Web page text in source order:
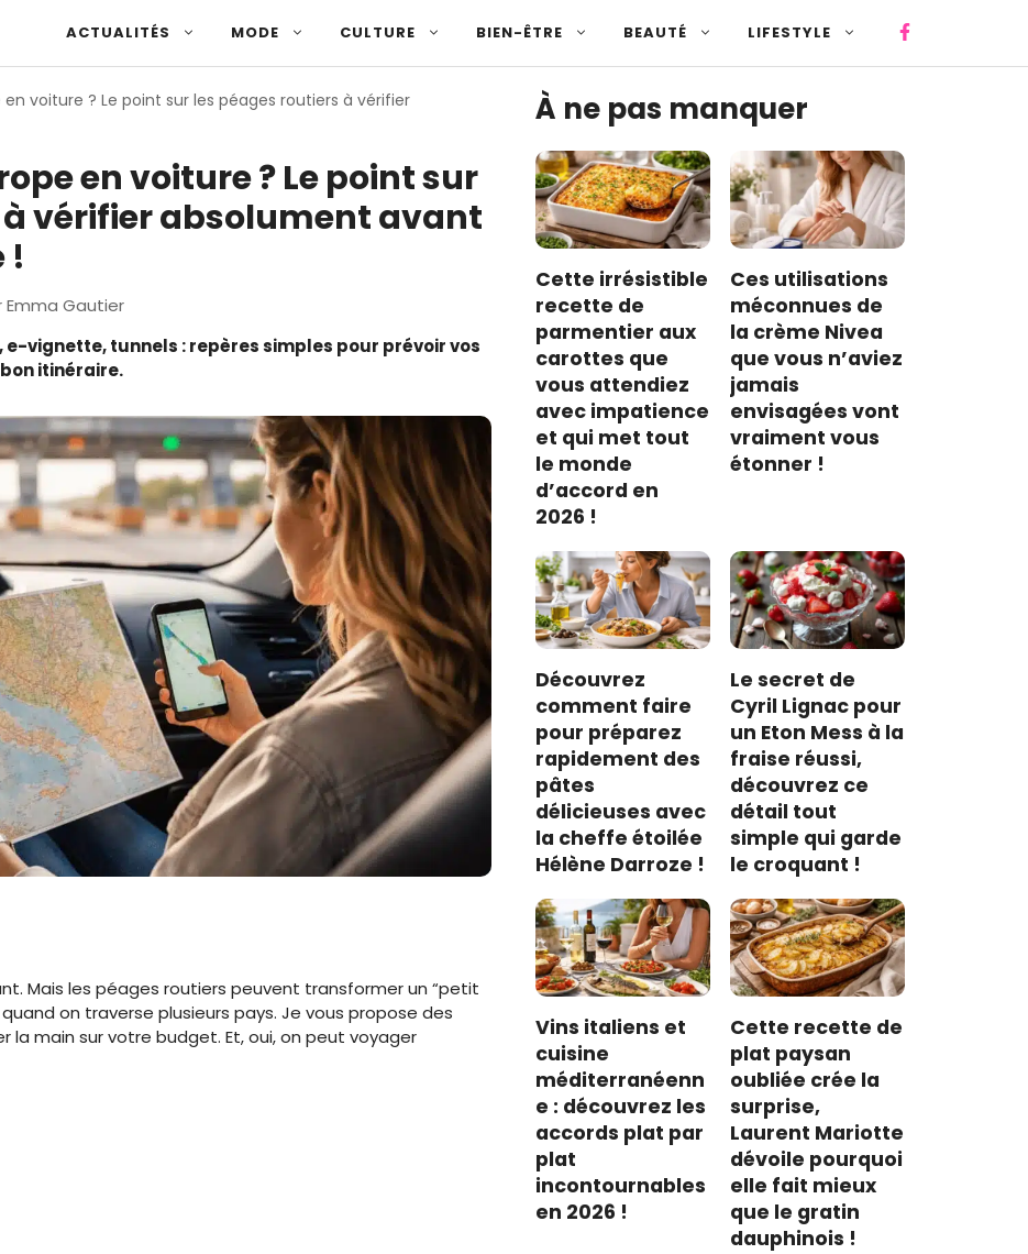
ACTUALITÉS MODE CULTURE BIEN-ÊTRE BEAUTÉ LIFESTYLE
en voiture ? Le point sur les péages routiers à vérifier
en voiture ? Le point sur
vérifier absolument avant
!
Emma Gautier
vignette, tunnels : repères simples pour prévoir vos
itinéraire.
Mais les péages routiers peuvent transformer un “petit
on traverse plusieurs pays. Je vous propose des
la main sur votre budget. Et, oui, on peut voyager
À ne pas manquer
Cette irrésistible
recette de
parmentier aux
carottes que
vous attendiez
avec impatience
et qui met tout
le monde
d’accord en
2026 !
Ces utilisations
méconnues de
la crème Nivea
que vous n’aviez
jamais
envisagées vont
vraiment vous
étonner !
Découvrez
comment faire
pour préparez
rapidement des
pâtes
délicieuses avec
la cheffe étoilée
Hélène Darroze !
Le secret de
Cyril Lignac pour
un Eton Mess à la
fraise réussi,
découvrez ce
détail tout
simple qui garde
le croquant !
Vins italiens et
cuisine
méditerranéenn
e : découvrez les
accords plat par
plat
incontournables
en 2026 !
Cette recette de
plat paysan
oubliée crée la
surprise,
Laurent Mariotte
dévoile pourquoi
elle fait mieux
que le gratin
dauphinois !